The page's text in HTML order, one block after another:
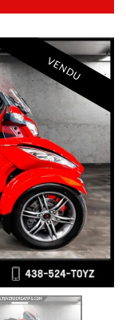
VENDU